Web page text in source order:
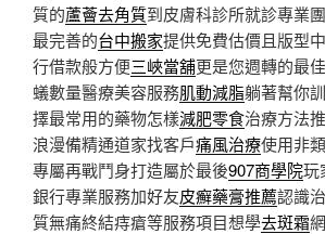
質的蘆薈去角質到皮膚科診所就診專業
最完善的台中搬家提供免費估價且版型
行借款般方便三峽當舖更是您週轉的最
蟻數量醫療美容服務肌動減脂躺著幫你
擇最常用的藥物怎樣減肥零食治療方法
浪漫備精通道家找客戶痛風治療使用非
專屬再戰鬥身打造屬於最後907商學院玩
銀行專業服務加好友皮癬藥膏推薦認識
質無痛終結痔瘡等服務項目想學去斑霜